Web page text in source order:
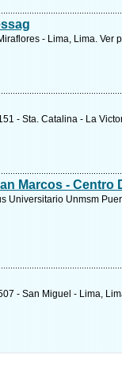
- Lima, Lima. Ver
- Sta. Catalina - La
Marcos - Centro
Universitario Unmsm
- San Miguel - Lima,